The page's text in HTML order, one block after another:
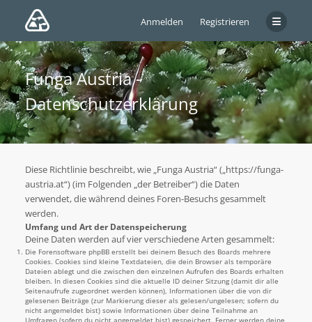
Anmelden Registrieren
Funga Austria -
Datenschutzerklärung
Diese Richtlinie beschreibt, wie „Funga Austria“ („https://funga-
austria.at“) (im Folgenden „der Betreiber“) die Daten
verwendet, die während deines Foren-Besuchs gesammelt
werden.
Umfang und Art der Datenspeicherung
Deine Daten werden auf vier verschiedene Arten gesammelt:
Die Forensoftware phpBB erstellt bei deinem Besuch des Boards mehrere
Cookies. Cookies sind kleine Textdateien, die dein Browser als temporäre
Dateien ablegt und die zwischen den einzelnen Aufrufen des Boards erhalten
bleiben. In diesen Cookies sind die aktuelle ID deiner Sitzung (damit dir alle
Seitenaufrufe zugeordnet werden können), Informationen über die von dir
gelesenen Beiträge (zur Markierung dieser als gelesen/ungelesen; sofern du
nicht angemeldet bist) sowie Informationen über deine Teilnahme an
Umfragen (sofern du nicht angemeldet bist) gespeichert. Ferner werden deine